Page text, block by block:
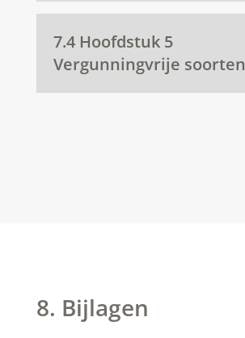
7.4 Hoofdstuk 5
Vergunningvrije soorten
8. Bijlagen